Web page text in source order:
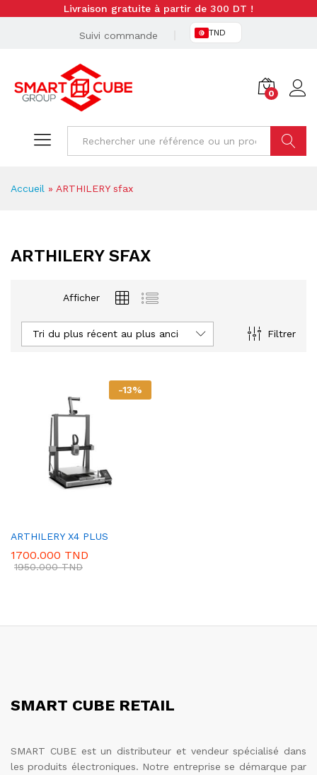
Livraison gratuite à partir de 300 DT !
Suivi commande TND
0
Accueil » ARTHILERY sfax
ARTHILERY SFAX
Afficher
Filtrer
Tri du plus récent au plus ancien
-13%
ARTHILERY X4 PLUS
1700.000 TND
1950.000TND
SMART CUBE RETAIL
SMART CUBE est un distributeur et vendeur spécialisé dans
les produits électroniques. Notre entreprise se démarque par